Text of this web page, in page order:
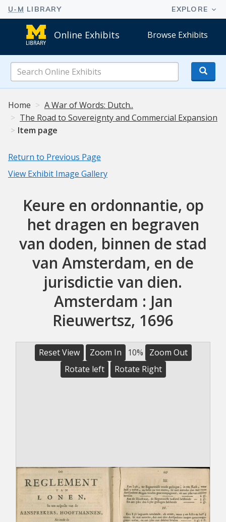
Online Exhibits Browse Exhibits
Online
Exhibits
Home
A War of Words: Dutch..
The Road to Sovereignty and Commercial Expansion
Item page
Return to Previous Page
View Exhibit Image Gallery
Keure en ordonnantie, op
het dragen en begraven
van doden, binnen de stad
van Amsterdam, en de
jurisdictie van dien.
Amsterdam : Jan
Rieuwertsz, 1696
Reset View Zoom In 10%
Zoom Out
Rotate left
Rotate Right